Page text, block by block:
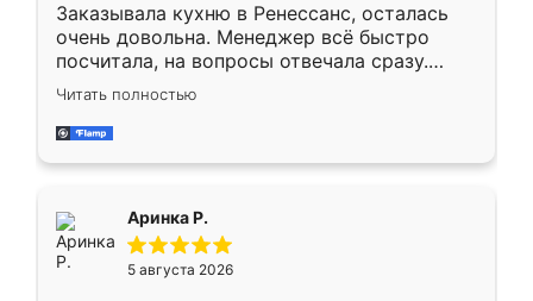
Заказывала кухню в Ренессанс, осталась
очень довольна. Менеджер всё быстро
посчитала, на вопросы отвечала сразу.
Замерщик приехал в субботу, подошёл к
делу со всей ответственностью. Собрали
за день, ребята работали аккуратно, даже
Читать полностью
Аринка Р.
5 августа 2026